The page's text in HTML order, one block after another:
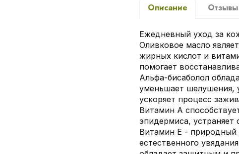
Описание
Ежедневный уход за
Оливковое масло
жирных кислот и
помогает
Альфа-бисаболол
уменьшает шелушения,
ускоряет процесс
Витамин А
эпидермиса, устраняет
Витамин Е - природный
естественного